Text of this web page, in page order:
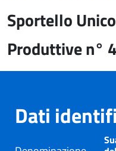
Sportello
Produttive n°
Dati